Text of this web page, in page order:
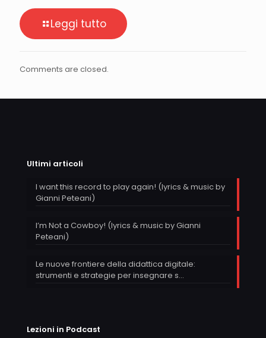
Leggi tutto
Comments are closed.
Ultimi articoli
I want this record to play again! (lyrics & music by
Gianni Peteani)
I’m Not a Cowboy! (lyrics & music by Gianni
Peteani)
Le nuove frontiere della didattica digitale:
strumenti e strategie per insegnare s…
Lezioni in Podcast